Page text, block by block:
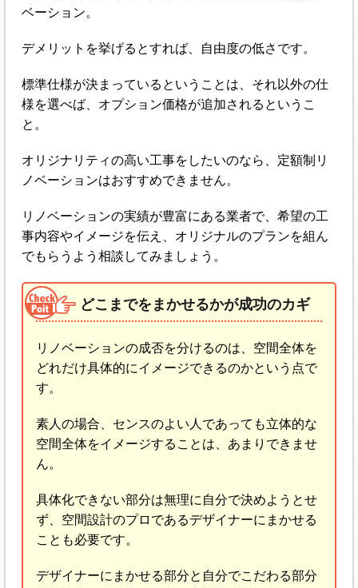
ベーション。
デメリットを挙げるとすれば、自由度の低さです。
標準仕様が決まっているということは、それ以外の仕
様を選べば、オプション価格が追加されるというこ
と。
オリジナリティの高い工事をしたいのなら、定額制リ
ノベーションはおすすめできません。
リノベーションの実績が豊富にある業者で、希望の工
事内容やイメージを伝え、オリジナルのプランを組ん
でもらうよう相談してみましょう。
どこまでをまかせるかが成功のカギ
リノベーションの成否を分けるのは、空間全体を
どれだけ具体的にイメージできるのかという点で
す。
素人の場合、センスのよい人であっても立体的な
空間全体をイメージすることは、あまりできませ
ん。
具体化できない部分は無理に自分で決めようとせ
ず、空間設計のプロであるデザイナーにまかせる
ことも必要です。
デザイナーにまかせる部分と自分でこだわる部分